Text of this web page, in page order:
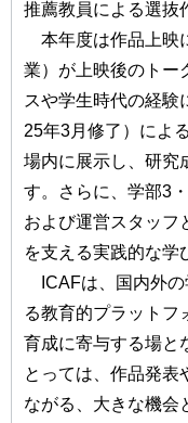
推薦教員による選抜
本年度は作品上映
業）が上映後のトー
スや学生時代の経験
25年3月修了）によ
場内に展示し、研究
す。さらに、学部3
および運営スタッフ
を支える実践的な学
ICAFは、国内外の
る教育的プラットフ
育成に寄与する場と
とっては、作品発表
ながる、大きな機会